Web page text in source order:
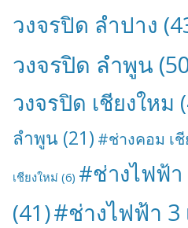
วงจรปิด ลำปาง
วงจรปิด ลำพูน
วงจรปิด เชียงใหม
ลำพูน (21) #ช่างคอม เ
เชียงใหม่ (6) #ช่างไฟฟ้า
(41)#ช่างไฟฟ้า 3